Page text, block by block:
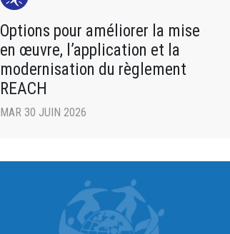
Options pour améliorer la mise
en œuvre, l’application et la
modernisation du règlement
REACH
MAR 30 JUIN 2026